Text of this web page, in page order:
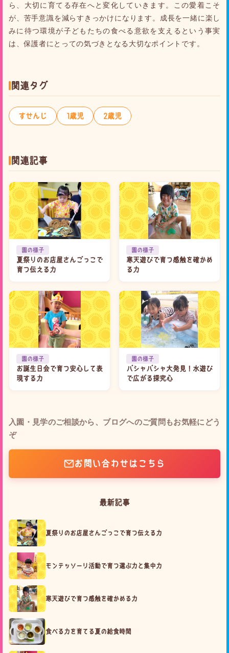
ら、大切に育てる存在へと変化していきます。この愛着こそ
が、苦手意識を減らすきっかけになります。成長を一緒に楽し
みに待つ環境が子どもたちの食べる意欲を支えるという事実
は、保護者にとっての気づきとなる大切なポイントです。
関連タグ
すせんじ 1歳児 2歳児
関連記事
園の様子
夏祭りのお店屋さんごっこで
育つ伝える力
園の様子
寒天遊びで育つ感触を確かめ
る力
園の様子
お誕生日会で育つ安心して表
現する力
園の様子
バシャバシャ大発見！水遊び
で広がる探究心
入園・見学のご相談から、ブログへのご質問もお気軽にどう
ぞ
お問い合わせはこちら
最新記事
夏祭りのお店屋さんごっこで育つ伝える力
モンテッソーリ活動で育つ選ぶ力と集中力
寒天遊びで育つ感触を確かめる力
食べる力を育てる夏の給食時間